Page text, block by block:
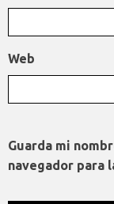
Web
Guarda mi
navegador para